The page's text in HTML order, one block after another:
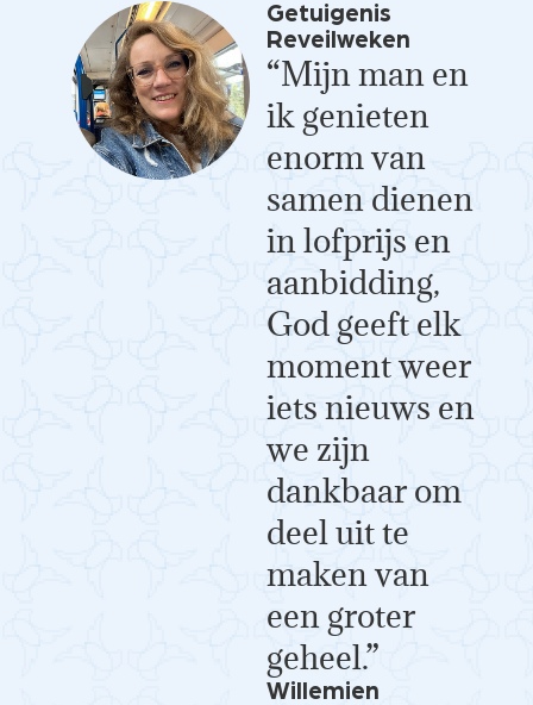
Getuigenis
Reveilweken
“Mijn man en
ik genieten
enorm van
samen dienen
in lofprijs en
aanbidding,
God geeft elk
moment weer
iets nieuws en
we zijn
dankbaar om
deel uit te
maken van
een groter
geheel.”
Willemien